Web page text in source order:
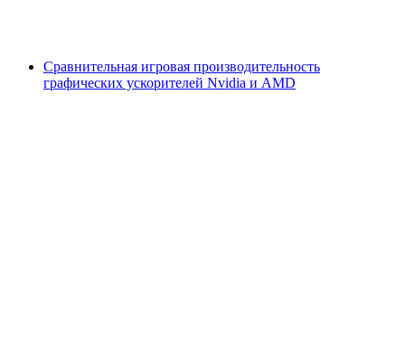
Сравнительная игровая производительность
графических ускорителей Nvidia и AMD